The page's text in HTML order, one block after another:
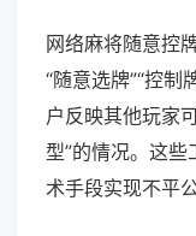
网络麻将随意控
“随意选牌”“控制
户反映其他玩家
型”的情况。这
术手段实现不平